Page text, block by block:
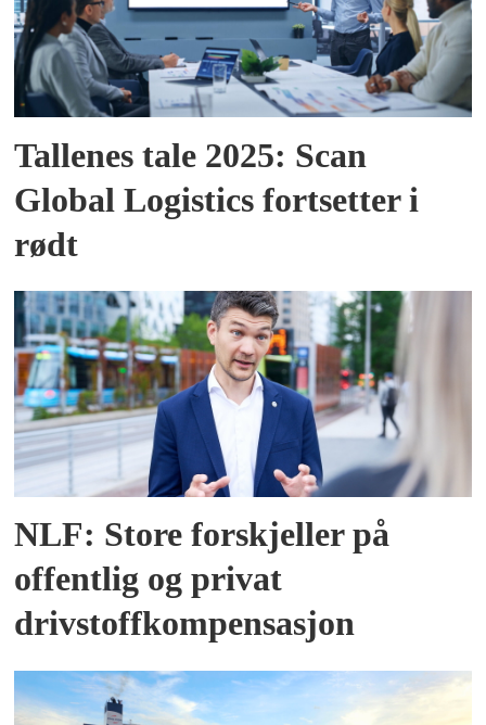
Tallenes tale 2025: Scan
Global Logistics fortsetter i
rødt
NLF: Store forskjeller på
offentlig og privat
drivstoffkompensasjon